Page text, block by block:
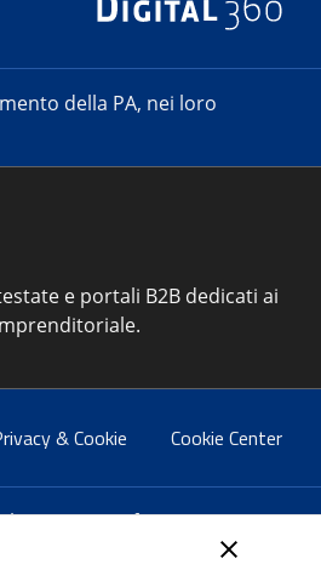
della PA, nei loro
e portali B2B dedicati ai
& Cookie Cookie Center
06 684251 - fax. 06 68425433